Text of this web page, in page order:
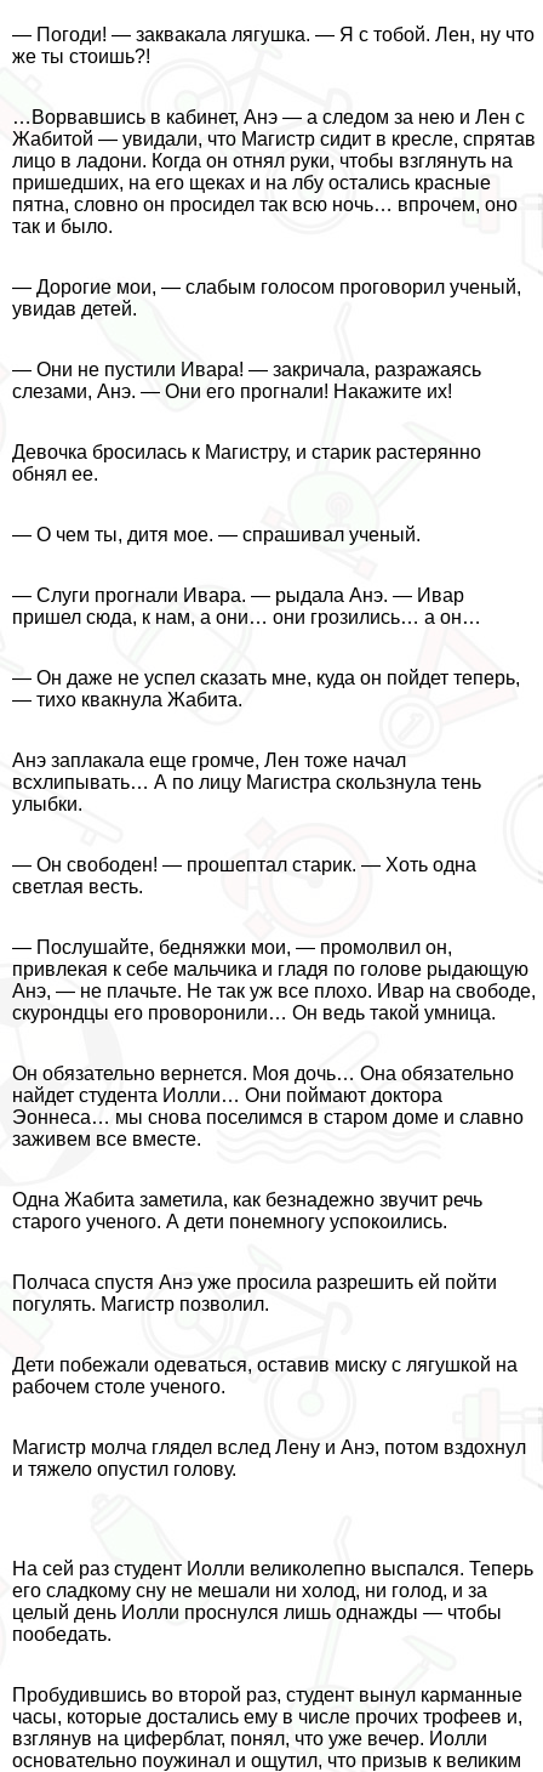
— Погоди! — заквакала лягушка. — Я с тобой. Лен, ну что
же ты стоишь?!
…Ворвавшись в кабинет, Анэ — а следом за нею и Лен с
Жабитой — увидали, что Магистр сидит в кресле, спрятав
лицо в ладони. Когда он отнял руки, чтобы взглянуть на
пришедших, на его щеках и на лбу остались красные
пятна, словно он просидел так всю ночь… впрочем, оно
так и было.
— Дорогие мои, — слабым голосом проговорил ученый,
увидав детей.
— Они не пустили Ивара! — закричала, разражаясь
слезами, Анэ. — Они его прогнали! Накажите их!
Дeвoчка бросилась к Магистру, и старик растерянно
обнял ее.
— О чем ты, дитя мое. — спрашивал ученый.
— Слуги прогнали Ивара. — рыдала Анэ. — Ивар
пришел сюда, к нам, а они… они грозились… а он…
— Он даже не успел сказать мне, куда он пойдет теперь,
— тихо квакнула Жабита.
Анэ заплакала еще громче, Лен тоже начал
всхлипывать… А по лицу Магистра скользнула тень
улыбки.
— Он свободен! — прошептал старик. — Хоть одна
светлая весть.
— Послушайте, бедняжки мои, — промолвил он,
привлекая к себе мальчика и гладя по голове рыдающую
Анэ, — не плачьте. Не так уж все плохо. Ивар на свободе,
скурондцы его проворонили… Он ведь такой умница.
Он обязательно вернется. Моя дочь… Она обязательно
найдет студента Иолли… Они поймают доктора
Эоннеса… мы снова поселимся в старом доме и славно
заживем все вместе.
Одна Жабита заметила, как безнадежно звучит речь
старого ученого. А дети понемногу успокоились.
Полчаса спустя Анэ уже просила разрешить ей пойти
погулять. Магистр позволил.
Дети побежали одеваться, оставив миску с лягушкой на
рабочем столе ученого.
Магистр молча глядел вслед Лену и Анэ, потом вздохнул
и тяжело опустил голову.
На сей раз студент Иолли великолепно выспался. Теперь
его сладкому сну не мешали ни холод, ни голод, и за
целый день Иолли проснулся лишь однажды — чтобы
пообедать.
Пробудившись во второй раз, студент вынул карманные
часы, которые достались ему в числе прочих трофеев и,
взглянув на циферблат, понял, что уже вечер. Иолли
основательно поужинал и ощутил, что призыв к великим